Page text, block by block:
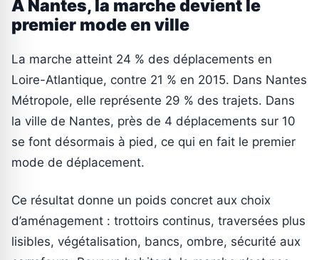
À Nantes, la marche devient le
premier mode en ville
La marche atteint 24 % des déplacements en
Loire-Atlantique, contre 21 % en 2015. Dans Nantes
Métropole, elle représente 29 % des trajets. Dans
la ville de Nantes, près de 4 déplacements sur 10
se font désormais à pied, ce qui en fait le premier
mode de déplacement.
Ce résultat donne un poids concret aux choix
d’aménagement : trottoirs continus, traversées plus
lisibles, végétalisation, bancs, ombre, sécurité aux